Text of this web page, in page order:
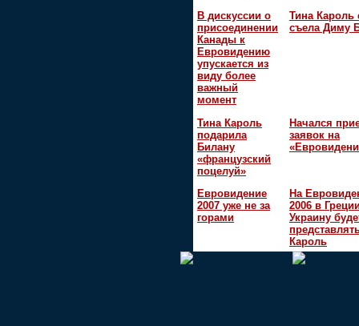
В дискуссии о
присоединении
Канады к
Евровидению
упускается из
виду более
важный
момент
Тина Кароль
съела Диму
Тина Кароль
подарила
Билану
«французский
поцелуй»
Начался
заявок на
Евровидение
2007 уже не за
горами
На
2006 в
Украину
Кароль